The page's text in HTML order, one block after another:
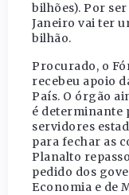
bilhões). Por
Janeiro vai ter
bilhão.
Procurado, o
recebeu apoio
País. O órgão
é determinante
servidores
para fechar as
Planalto
pedido dos
Economia e de